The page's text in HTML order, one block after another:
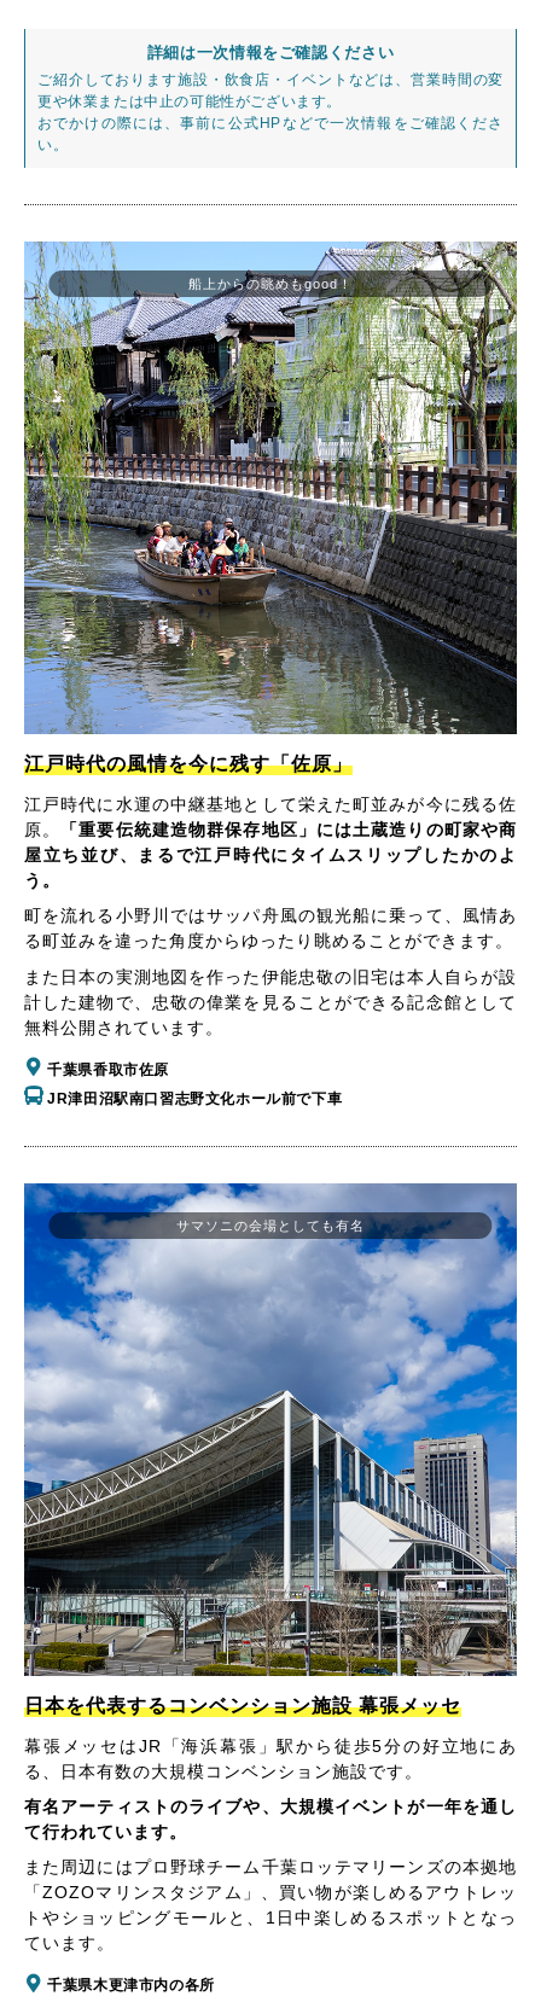
詳細は一次情報をご確認ください
ご紹介しております施設・飲食店・イベントなどは、営業時間の変
更や休業または中止の可能性がございます。
おでかけの際には、事前に公式HPなどで一次情報をご確認くださ
い。
船上からの眺めもgood！
江戸時代の風情を今に残す「佐原」
江戸時代に水運の中継基地として栄えた町並みが今に残る佐
原。
「重要伝統建造物群保存地区」には土蔵造りの町家や商
屋立ち並び、まるで江戸時代にタイムスリップしたかのよ
う。
町を流れる小野川ではサッパ舟風の観光船に乗って、風情あ
る町並みを違った角度からゆったり眺めることができます。
また日本の実測地図を作った伊能忠敬の旧宅は本人自らが設
計した建物で、忠敬の偉業を見ることができる記念館として
無料公開されています。
千葉県香取市佐原
JR津田沼駅南口習志野文化ホール前で下車
日本を代表するコンベンション施設 幕張メッセ
幕張メッセはJR「海浜幕張」駅から徒歩5分の好立地にあ
る、日本有数の大規模コンベンション施設です。
有名アーティストのライブや、大規模イベントが一年を通し
て行われています。
また周辺にはプロ野球チーム千葉ロッテマリーンズの本拠地
「ZOZOマリンスタジアム」、買い物が楽しめるアウトレッ
トやショッピングモールと、1日中楽しめるスポットとなっ
ています。
千葉県木更津市内の各所
サマソニの会場としても有名